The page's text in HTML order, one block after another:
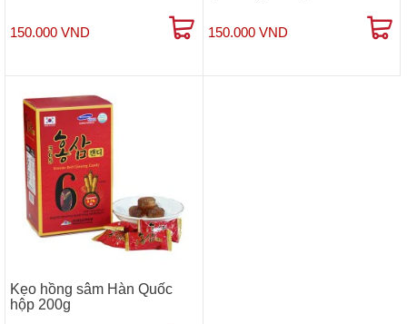
150.000 VND 150.000 VND
Kẹo hồng sâm Hàn Quốc
hộp 200g